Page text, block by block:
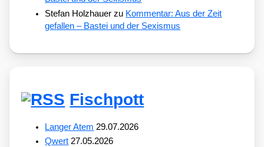
Stefan Holzhauer zu Kommentar: Aus der Zeit
gefallen – Bastei und der Sexismus
Fischpott
Langer Atem 29.07.2026
Qwert 27.05.2026